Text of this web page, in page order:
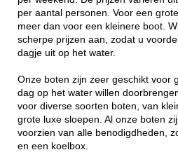
per aantal personen. Voor een
meer dan voor een kleinere boot.
scherpe prijzen aan, zodat u
dagje uit op het water.
Onze boten zijn zeer geschikt voor
dag op het water willen
voor diverse soorten boten, van
grote luxe sloepen. Al onze boten
voorzien van alle benodigdheden,
en een koelbox.